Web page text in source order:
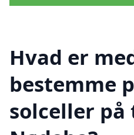
Hvad er
bestemme
solceller på